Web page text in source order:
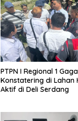
PTPN I Regional 1
Konstatering di Lahan
Aktif di Deli Serdang